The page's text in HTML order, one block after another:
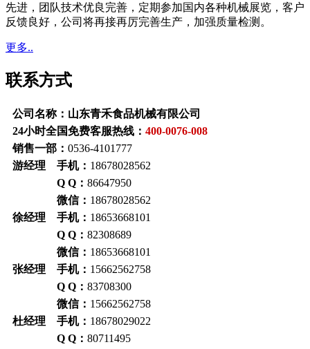
先进，团队技术优良完善，定期参加国内各种机械展览，客户
反馈良好，公司将再接再厉完善生产，加强质量检测。
更多..
联系方式
公司名称：山东青禾食品机械有限公司
24小时全国免费客服热线： 400-0076-008
销售一部： 0536-4101777
游经理 手机： 18678028562
Q Q： 86647950
微信： 18678028562
徐经理 手机： 18653668101
Q Q： 82308689
微信： 18653668101
张经理 手机： 15662562758
Q Q： 83708300
微信： 15662562758
杜经理 手机： 18678029022
Q Q： 80711495